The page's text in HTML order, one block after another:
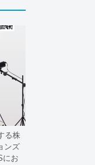
る株
ンズ
にお